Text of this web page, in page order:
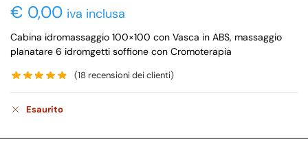
€ 0,00 iva inclusa
Cabina idromassaggio 100×100 con Vasca in ABS, massaggio
planatare 6 idromgetti soffione con Cromoterapia
(18 recensioni dei clienti)
Esaurito